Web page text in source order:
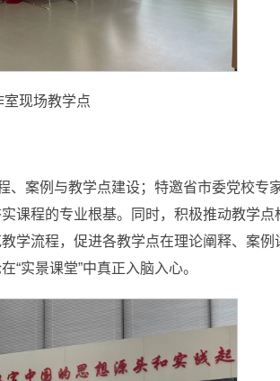
现场教学点
、案例与教学点建设；特邀省市委党校专
课程的专业根基。同时，积极推动教学点
学流程，促进各教学点在理论阐释、案
实景课堂”中真正入脑入心。